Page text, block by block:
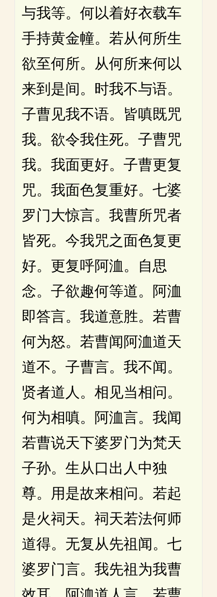
与我等。何以着好衣载车
手持黄金幢。若从何所生
欲至何所。从何所来何以
来到是间。时我不与语。
子曹见我不语。皆嗔既咒
我。欲令我住死。子曹咒
我。我面更好。子曹更复
咒。我面色复重好。七婆
罗门大惊言。我曹所咒者
皆死。今我咒之面色复更
好。更复呼阿洫。自思
念。子欲趣何等道。阿洫
即答言。我道意胜。若曹
何为怒。若曹闻阿洫道天
道不。子曹言。我不闻。
贤者道人。相见当相问。
何为相嗔。阿洫言。我闻
若曹说天下婆罗门为梵天
子孙。生从口出人中独
尊。用是故来相问。若起
是火祠天。祠天若法何师
道得。无复从先祖闻。七
婆罗门言。我先祖为我曹